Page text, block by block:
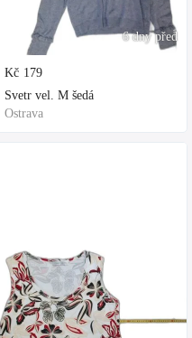
6 dny před
Kč 179
Svetr vel. M šedá
Ostrava